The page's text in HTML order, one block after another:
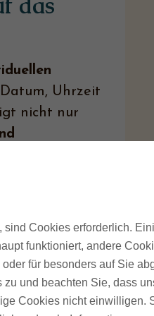
Uhrzeit
nicht nur
Hund viel
– das
werden. Denn
Hund diese
Cookies erforderlich.
funktioniert, andere
für besonders auf Sie
und beachten Sie, dass
Cookies nicht einwilligen.